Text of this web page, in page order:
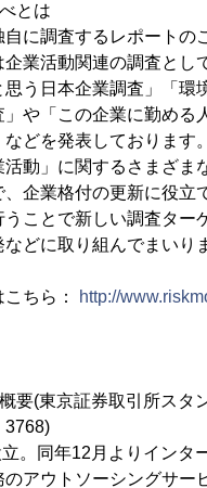
とは
自に調査するレポートの
企業活動関連の調査とし
思う日本企業調査」「環
や「この企業に勤める
どを発表しております。
動」に関するさまざま
企業格付の更新に役立
ことで新しい調査ター
どに取り組んでまいり
ちら：
http://
要(東京証券取引所スタ
3768)
。同年12月よりインタ
アウトソーシングサー